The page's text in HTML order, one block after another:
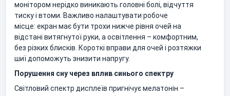
монітором нерідко виникають головні болі, відчуття
тиску і втоми. Важливо налаштувати робоче
місце: екран має бути трохи нижче рівня очей на
відстані витягнутої руки, а освітлення – комфортним,
без різких блисків. Короткі вправи для очей і розтяжки
шиї допоможуть знизити напругу.
Порушення сну через вплив синього спектру
Світловий спектр дисплеїв пригнічує мелатонін –